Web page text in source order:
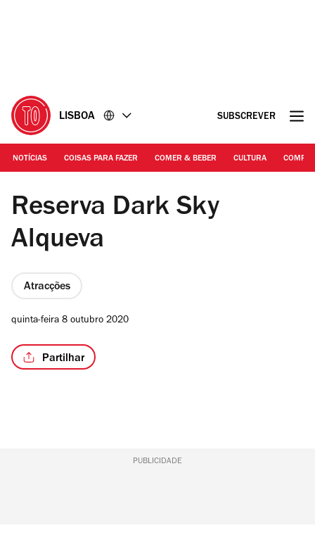
LISBOA SUBSCREVER
NOTÍCIAS COISAS PARA FAZER COMER & BEBER CULTURA
Fotografia: Reserva Dark Sky Alqueva Facebook
Reserva Dark Sky
Alqueva
Atracções
quinta-feira 8 outubro 2020
Partilhar
PUBLICIDADE